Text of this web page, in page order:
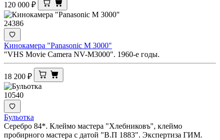
120 000 ₽
24386
Кинокамера "Panasonic M 3000"
"VHS Movie Camera NV-M3000". 1960-е годы.
18 200 ₽
10540
Бульотка
Серебро 84*. Клеймо мастера "Хлебниковъ", клеймо
пробирного мастера с датой "В.П 1883". Экспертиза ГИМ.